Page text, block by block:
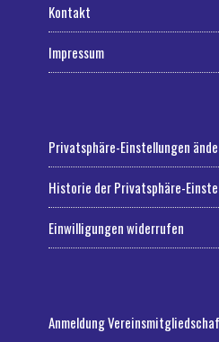
Kontakt
Impressum
Privatsphäre-Einstellungen
Historie der Privatsphäre-
Einwilligungen widerrufen
Anmeldung